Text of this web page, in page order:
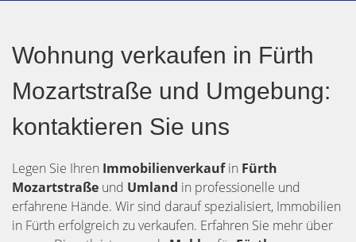
Wohnung verkaufen in Fürth
Mozartstraße und Umgebung:
kontaktieren Sie uns
Legen Sie Ihren Immobilienverkaufin Fürth
Mozartstraße und Umland in professionelle und
erfahrene Hände. Wir sind darauf spezialisiert, Immobilien
in Fürth erfolgreich zu verkaufen. Erfahren Sie mehr über